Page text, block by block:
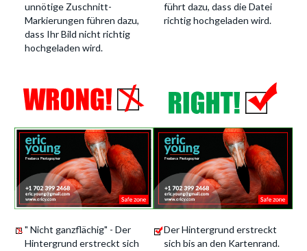
unnötige Zuschnitt-
Markierungen führen dazu,
dass Ihr Bild nicht richtig
hochgeladen wird.
führt dazu, dass die Datei
richtig hochgeladen wird.
" Nicht ganzflächig" - Der
Hintergrund erstreckt sich
Der Hintergrund erstreckt
sich bis an den Kartenrand.